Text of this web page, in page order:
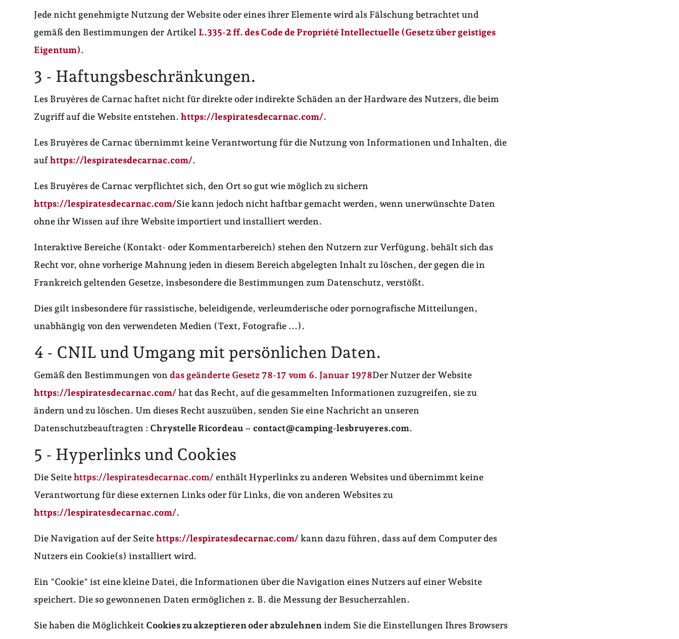
Jede nicht genehmigte Nutzung der Website oder eines ihrer Elemente wird als Fälschung betrachtet und
gemäß den Bestimmungen der Artikel L.335-2 ff. des Code de Propriété Intellectuelle (Gesetz über geistiges
Eigentum).
3 - Haftungsbeschränkungen.
Les Bruyères de Carnac haftet nicht für direkte oder indirekte Schäden an der Hardware des Nutzers, die beim
Zugriff auf die Website entstehen.https://lespiratesdecarnac.com/.
Les Bruyères de Carnac übernimmt keine Verantwortung für die Nutzung von Informationen und Inhalten, die
aufhttps://lespiratesdecarnac.com/.
Les Bruyères de Carnac verpflichtet sich, den Ort so gut wie möglich zu sichern
https://lespiratesdecarnac.com/Sie kann jedoch nicht haftbar gemacht werden, wenn unerwünschte Daten
ohne ihr Wissen auf ihre Website importiert und installiert werden.
Interaktive Bereiche (Kontakt- oder Kommentarbereich) stehen den Nutzern zur Verfügung. behält sich das
Recht vor, ohne vorherige Mahnung jeden in diesem Bereich abgelegten Inhalt zu löschen, der gegen die in
Frankreich geltenden Gesetze, insbesondere die Bestimmungen zum Datenschutz, verstößt.
Dies gilt insbesondere für rassistische, beleidigende, verleumderische oder pornografische Mitteilungen,
unabhängig von den verwendeten Medien (Text, Fotografie ...).
4 - CNIL und Umgang mit persönlichen Daten.
Gemäß den Bestimmungen vondas geänderte Gesetz 78-17 vom 6. Januar 1978Der Nutzer der Website
https://lespiratesdecarnac.com/hat das Recht, auf die gesammelten Informationen zuzugreifen, sie zu
ändern und zu löschen. Um dieses Recht auszuüben, senden Sie eine Nachricht an unseren
Datenschutzbeauftragten : Chrystelle Ricordeau –contact@camping-lesbruyeres.com.
5 - Hyperlinks und Cookies
Die Seitehttps://lespiratesdecarnac.com/enthält Hyperlinks zu anderen Websites und übernimmt keine
Verantwortung für diese externen Links oder für Links, die von anderen Websites zu
https://lespiratesdecarnac.com/.
Die Navigation auf der Seitehttps://lespiratesdecarnac.com/kann dazu führen, dass auf dem Computer des
Nutzers ein Cookie(s) installiert wird.
Ein "Cookie" ist eine kleine Datei, die Informationen über die Navigation eines Nutzers auf einer Website
speichert. Die so gewonnenen Daten ermöglichen z. B. die Messung der Besucherzahlen.
Sie haben die Möglichkeit Cookies zu akzeptieren oder abzulehnenindem Sie die Einstellungen Ihres Browsers